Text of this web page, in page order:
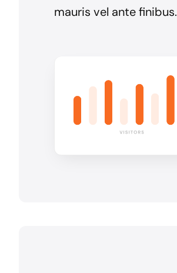
mauris vel ante finibus.